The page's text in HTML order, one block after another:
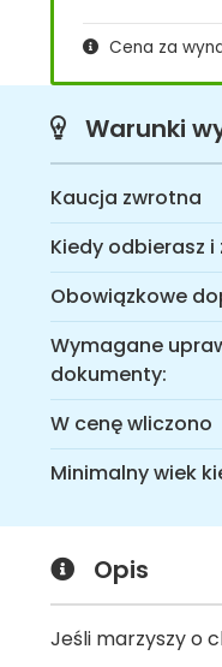
Cena za
Warunki
Kaucja zwrotna
Kiedy odbierasz
Obowiązkowe
Wymagane
dokumenty:
W cenę wliczono
Minimalny wiek
Opis
Jeśli marzyszy o